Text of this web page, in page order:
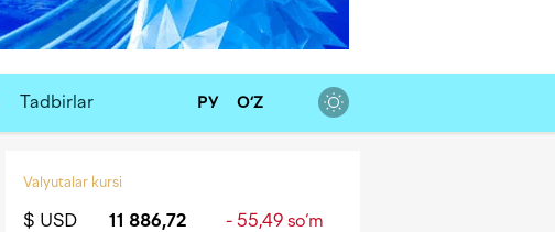
Tadbirlar РУ O‘Z
Valyutalar kursi
$ USD 11 886,72
- 55,49 so‘m